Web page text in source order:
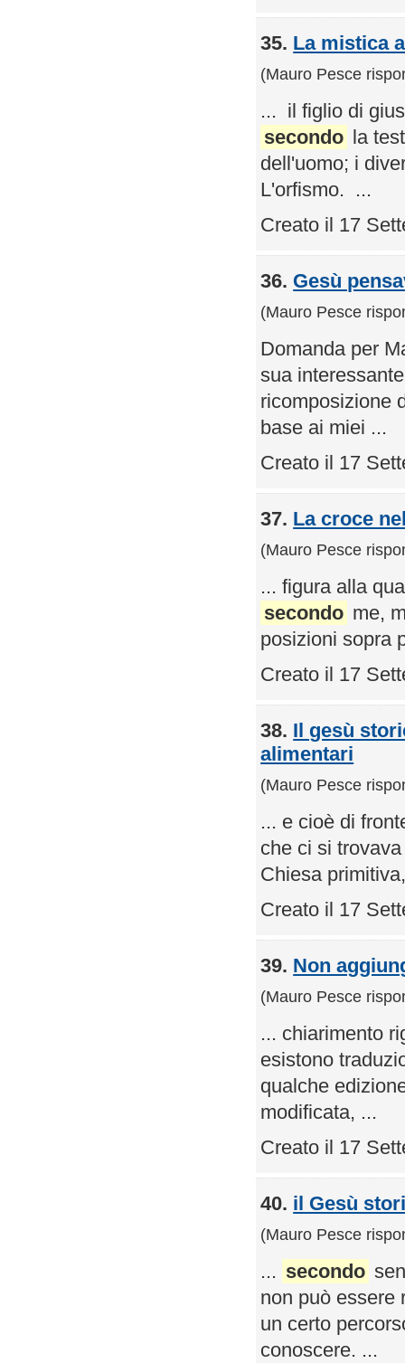
35. La mistica
(Mauro Pesce
... il figlio di
secondo
la
dell'uomo; i
L'orfismo. ...
Creato il 17
36. Gesù
(Mauro Pesce
Domanda per
sua
ricomposizione
base ai miei ...
Creato il 17
37. La croce
(Mauro Pesce
... figura alla
secondo me,
posizioni sopra
Creato il 17
38. Il gesù
alimentari
(Mauro Pesce
... e cioè di
che ci si
Chiesa
Creato il 17
39. Non
(Mauro Pesce
... chiarimento
esistono
qualche
modificata, ...
Creato il 17
40. il Gesù
(Mauro Pesce
... secondo
non può essere
un certo
conoscere. ...